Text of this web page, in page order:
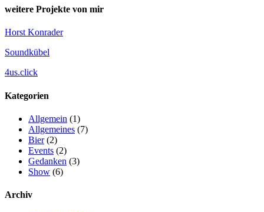
weitere Projekte von mir
Horst Konrader
Soundkübel
4us.click
Kategorien
Allgemein (1)
Allgemeines (7)
Bier(2)
Events (2)
Gedanken (3)
Show (6)
Archiv